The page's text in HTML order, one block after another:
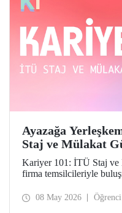
Ayazağa
Staj ve Mülakat
Kariyer 101: İTÜ Staj
firma temsilcileriyle
08 May 2026 Öğrenci